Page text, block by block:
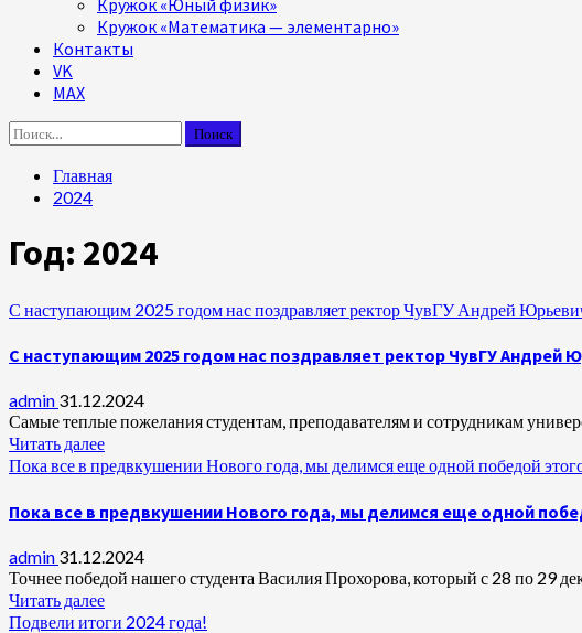
Кружок «Юный физик»
Кружок «Математика — элементарно»
Контакты
VK
MAX
Найти:
Главная
2024
Год: 2024
С наступающим 2025 годом нас поздравляет ректор ЧувГУ Андрей
С наступающим 2025 годом нас поздравляет ректор ЧувГУ Андрей
admin 31.12.2024
Самые теплые пожелания студентам, преподавателям и сотрудникам
Читать далее
Пока все в предвкушении Нового года, мы делимся еще одной победой
Пока все в предвкушении Нового года, мы делимся еще одной
admin 31.12.2024
Точнее победой нашего студента Василия Прохорова, который с 28 по 29
Читать далее
Подвели итоги 2024 года!